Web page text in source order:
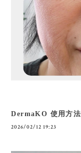
DermaKO 使用方法
2026/02/12 19:23